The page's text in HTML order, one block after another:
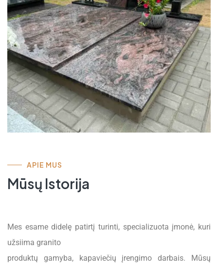
APIE MUS
Mūsų Istorija
Mes esame didelę patirtį turinti, specializuota įmonė, kuri
užsiima granito
produktų gamyba, kapaviečių įrengimo darbais. Mūsų